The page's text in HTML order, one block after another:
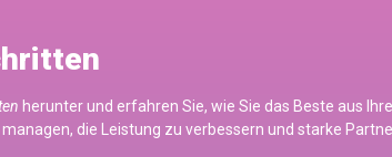
herunter und erfahren Sie, wie Sie das Beste aus
die Leistung zu verbessern und starke